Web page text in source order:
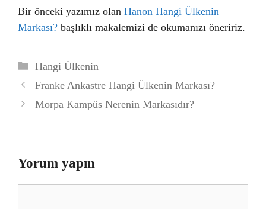
Bir önceki yazımız olan Hanon Hangi Ülkenin
Markası? başlıklı makalemizi de okumanızı öneririz.
Kategoriler
Hangi Ülkenin
Franke Ankastre Hangi Ülkenin Markası?
Morpa Kampüs Nerenin Markasıdır?
Yorum yapın